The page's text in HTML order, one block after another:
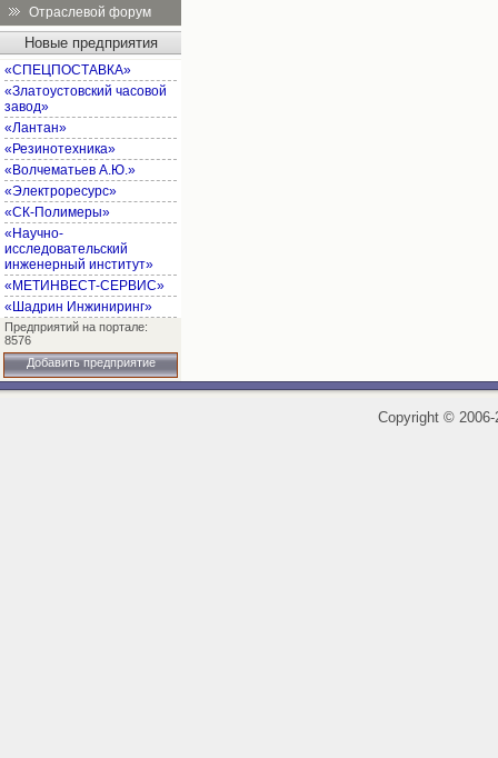
Отраслевой форум
Новые предприятия
«СПЕЦПОСТАВКА»
«Златоустовский часовой
завод»
«Лантан»
«Резинотехника»
«Волчематьев А.Ю.»
«Электроресурс»
«СК-Полимеры»
«Научно-
исследовательский
инженерный институт»
«МЕТИНВЕСТ-СЕРВИС»
«Шадрин Инжиниринг»
Предприятий на портале:
8576
Добавить предприятие
Copyright ©